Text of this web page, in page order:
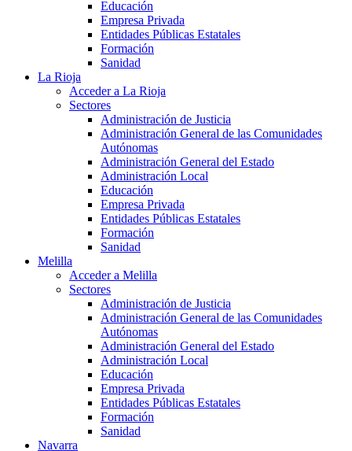
Educación
Empresa Privada
Entidades Públicas Estatales
Formación
Sanidad
La Rioja
Acceder a La Rioja
Sectores
Administración de Justicia
Administración General de las Comunidades
Autónomas
Administración General del Estado
Administración Local
Educación
Empresa Privada
Entidades Públicas Estatales
Formación
Sanidad
Melilla
Acceder a Melilla
Sectores
Administración de Justicia
Administración General de las Comunidades
Autónomas
Administración General del Estado
Administración Local
Educación
Empresa Privada
Entidades Públicas Estatales
Formación
Sanidad
Navarra